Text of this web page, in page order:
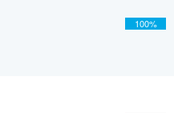
100%